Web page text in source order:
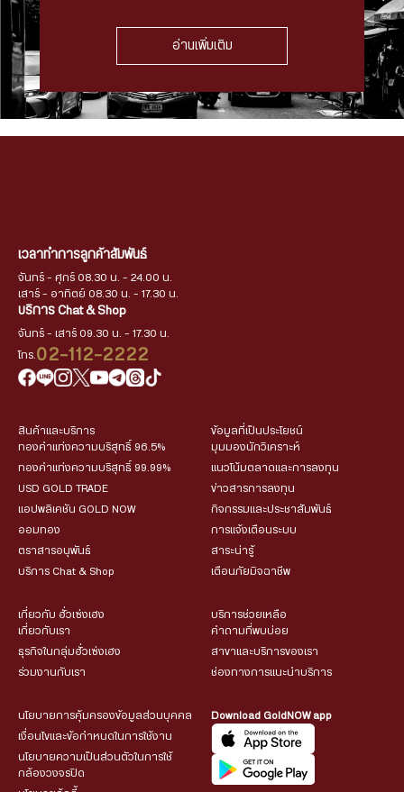
อ่านเพิ่มเติม
เวลาทำการลูกค้าสัมพันธ์
จันทร์ - ศุกร์ 08.30 น. - 24.00 น.
เสาร์ - อาทิตย์ 08.30 น. - 17.30 น.
บริการ Chat & Shop
จันทร์ - เสาร์ 09.30 น. - 17.30 น.
โทร. 02-112-2222
สินค้าและบริการ
ทองคำแท่งความบริสุทธิ์ 96.5%
ทองคำแท่งความบริสุทธิ์ 99.99%
USD GOLD TRADE
แอปพลิเคชัน GOLD NOW
ออมทอง
ตราสารอนุพันธ์
บริการ Chat & Shop
ข้อมูลที่เป็นประโยชน์
มุมมองนักวิเคราะห์
แนวโน้มตลาดและการลงทุน
ข่าวสารการลงทุน
กิจกรรมและประชาสัมพันธ์
การแจ้งเตือนระบบ
สาระน่ารู้
เตือนภัยมิจฉาชีพ
เกี่ยวกับ ฮั่วเซ่งเฮง
เกี่ยวกับเรา
ธุรกิจในกลุ่มฮั่วเซ่งเฮง
ร่วมงานกับเรา
บริการช่วยเหลือ
คำถามที่พบบ่อย
สาขาและบริการของเรา
ช่องทางการแนะนำบริการ
นโยบายการคุ้มครองข้อมูลส่วนบุคคล
เงื่อนไขและข้อกำหนดในการใช้งาน
นโยบายความเป็นส่วนตัวในการใช้
กล้องวงจรปิด
Download GoldNOW app